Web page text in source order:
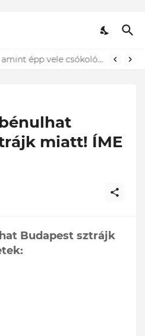
Lefotózták Oláh Ibolyát, amint épp vele csókolózik - EZT nem hiszed el, kinek a karjában kötött ki...ÍME
miatt! ÍME
Budapest sztrájk